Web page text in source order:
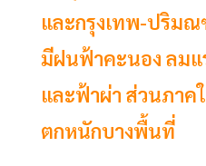
และกรุงเทพ-ปริม
มีฝนฟ้าคะนอง ลมแ
และฟ้าผ่า ส่วนภาค
ตกหนักบางพื้นที่